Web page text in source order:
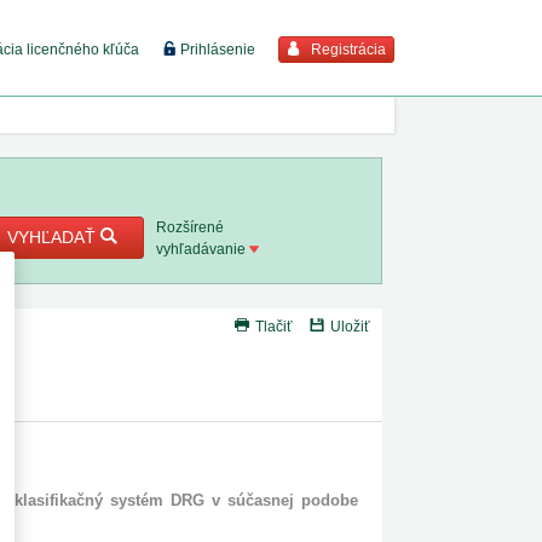
licenčného kľúča Prihlásenie Registrácia
viac
8. 2026
8.
8. 2026
8. 2026
VYHĽADAŤ
Rozšírené
vyhľadávanie
Tlačiť
Uložiť
systém DRG v súčasnej podobe